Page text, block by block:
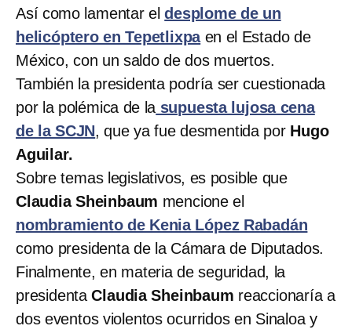
Así como lamentar eldesplome de un
helicóptero en Tepetlixpaen el Estado de
México, con un saldo de dos muertos.
También la presidenta podría ser cuestionada
por la polémica de lasupuesta lujosa cena
de la SCJN, que ya fue desmentida porHugo
Aguilar.
Sobre temas legislativos, es posible que
Claudia Sheinbaum mencione el
nombramiento de Kenia López Rabadán
como presidenta de la Cámara de Diputados.
Finalmente, en materia de seguridad, la
presidentaClaudia Sheinbaum reaccionaría a
dos eventos violentos ocurridos en Sinaloa y